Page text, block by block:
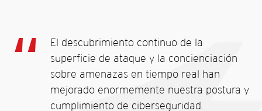
El descubrimiento continuo de la
superficie de ataque y la concienciación
sobre amenazas en tiempo real han
mejorado enormemente nuestra postura y
cumplimiento de ciberseguridad.